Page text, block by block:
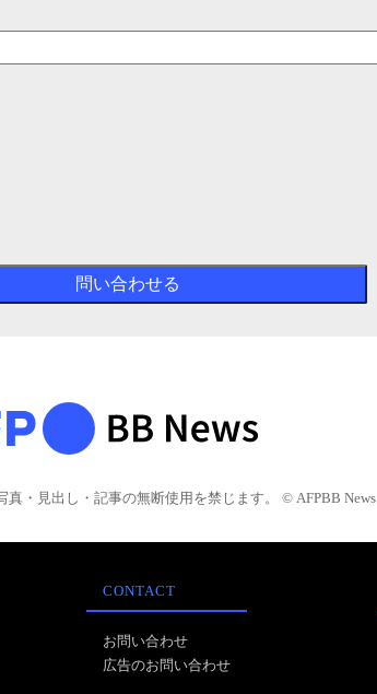
真・見出し・記事の無断使用を禁じます。 © AFPBB News
CONTACT
お問い合わせ
広告のお問い合わせ